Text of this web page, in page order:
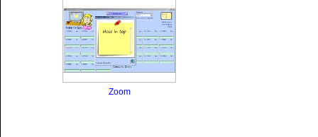
Zoom